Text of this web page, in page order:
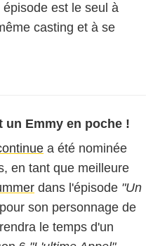
épisode est le seul à
casting et à se
un Emmy en poche !
a été nominée
en tant que meilleure
dans l'épisode "Un
son personnage de
le temps d'un